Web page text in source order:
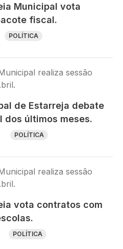
Municipal vota
fiscal.
POLÍTICA
de Estarreja debate
últimos meses.
POLÍTICA
vota contratos com
POLÍTICA